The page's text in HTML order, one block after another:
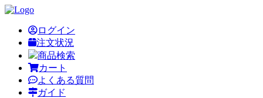
ログイン
注文状況
商品検索
カート
よくある質問
ガイド